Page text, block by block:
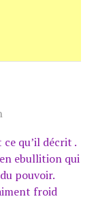
qu’il décrit .
ebullition qui
pouvoir.
froid